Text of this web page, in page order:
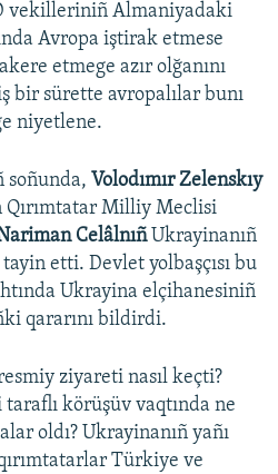
vekilleriniñ Almaniyadaki
Avropa iştirak etmese
etmege azır olğanını
bir sürette avropalılar bunı
niyetlene.
soñunda, Volodımır Zelenskıy
Qırımtatar Milliy Meclisi
Celâlnıñ Ukrayinanıñ
etti. Devlet yolbaşçısı bu
Ukrayina elçihanesiniñ
qararını bildirdi.
ziyareti nasıl keçti?
körüşüv vaqtında ne
oldı? Ukrayinanıñ yañı
Türkiye ve